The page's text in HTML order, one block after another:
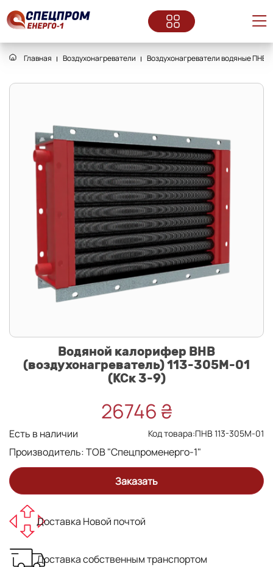
Главная Воздухонагреватели Воздухонагреватели водяные ПНВ
Водяной калорифер ВНВ
(воздухонагреватель) 113-305М-01
(КСк 3-9)
26746 ₴
Есть в наличии Код товара:ПНВ 113-305М-01
Производитель:ТОВ "Спецпроменерго-1"
Заказать
Доставка Новой почтой
Доставка собственным транспортом